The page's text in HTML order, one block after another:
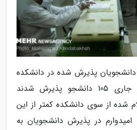
دانشجویان پذیرش شده در دانشکده
داروسازی گفت: سال جاری 105 دانشجو پذیرش شدند
شده از سوی دانشکده کمتر از این
در پذیرش دانشجویان به